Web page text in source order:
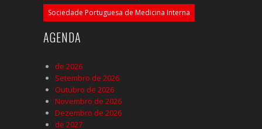
Sociedade Portuguesa de Medicina Interna
AGENDA
de 2026
Setembro de 2026
Outubro de 2026
Novembro de 2026
Dezembro de 2026
de 2027